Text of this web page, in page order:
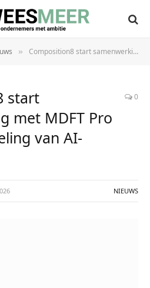
» Composition8 start samenwerking met MDFT Pro voor ontwikkeling van AI-prototypes
start
met MDFT Pro
van AI-
0
NIEUWS